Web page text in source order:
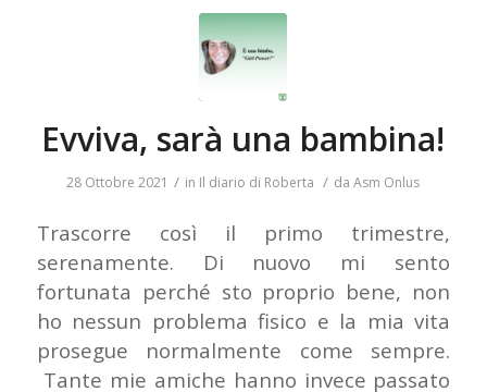
Evviva, sarà una bambina!
28 Ottobre 2021 / in Il diario di Roberta / daAsm Onlus
Trascorre così il primo trimestre,
serenamente. Di nuovo mi sento
fortunata perché sto proprio bene, non
ho nessun problema fisico e la mia vita
prosegue normalmente come sempre.
Tante mie amiche hanno invece passato